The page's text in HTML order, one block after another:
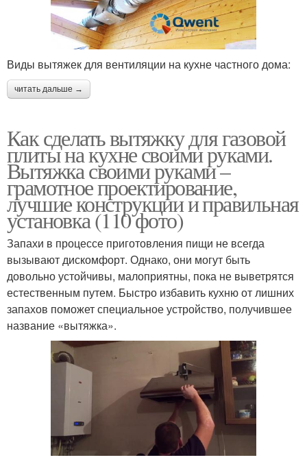
Виды вытяжек для вентиляции на кухне частного дома:
читать дальше →
Как сделать вытяжку для газовой
плиты на кухне своими руками.
Вытяжка своими руками –
грамотное проектирование,
лучшие конструкции и правильная
установка (110 фото)
Запахи в процессе приготовления пищи не всегда
вызывают дискомфорт. Однако, они могут быть
довольно устойчивы, малоприятны, пока не выветрятся
естественным путем. Быстро избавить кухню от лишних
запахов поможет специальное устройство, получившее
название «вытяжка».